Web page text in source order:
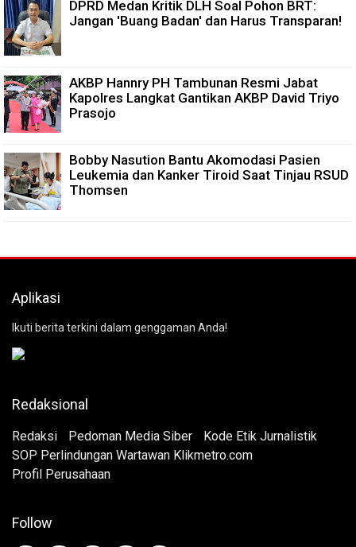
DPRD Medan Kritik DLH Soal Pohon BRT:
Jangan 'Buang Badan' dan Harus Transparan!
AKBP Hannry PH Tambunan Resmi Jabat
Kapolres Langkat Gantikan AKBP David Triyo
Prasojo
Bobby Nasution Bantu Akomodasi Pasien
Leukemia dan Kanker Tiroid Saat Tinjau RSUD
Thomsen
Aplikasi
Ikuti berita terkini dalam genggaman Anda!
Redaksional
Redaksi Pedoman Media Siber
Kode Etik Jurnalistik
SOP Perlindungan Wartawan Klikmetro.com
Profil Perusahaan
Follow